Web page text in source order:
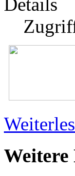
Details
Weitere